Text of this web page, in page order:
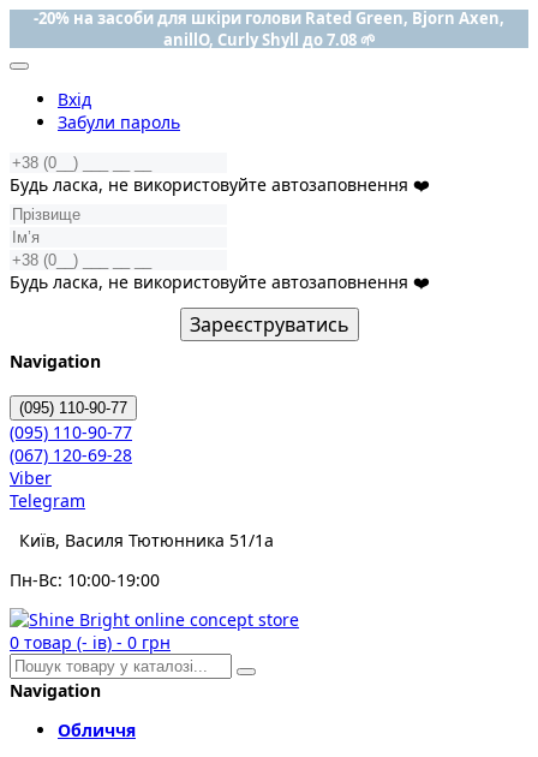
-20% на засоби для шкіри голови Rated Green, Bjorn Axen,
anillO, Curly Shyll до 7.08 🌱
Вхід
Забули пароль
Будь ласка, не використовуйте автозаповнення ❤️
Будь ласка, не використовуйте автозаповнення ❤️
Зареєструватись
Navigation
(095) 110-90-77
(095) 110-90-77
(067) 120-69-28
Viber
Telegram
Київ, Василя Тютюнника 51/1а
Пн-Вс: 10:00-19:00
0 товар (- ів) - 0 грн
Navigation
Обличчя